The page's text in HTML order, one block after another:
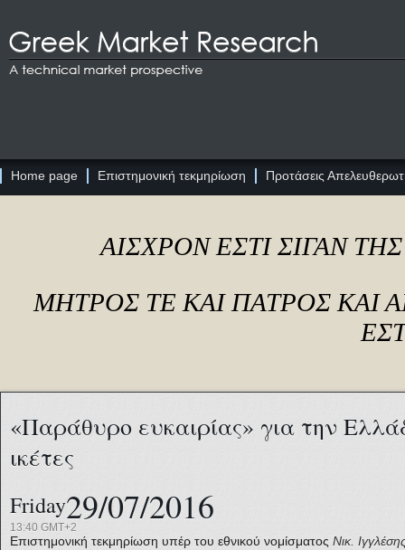
Home page Επιστημονική τεκμηρίωση Προτάσεις
ΑΙΣΧΡΟΝ ΕΣΤΙ ΣΙΓΑΝ
ΜΗΤΡΟΣ ΤΕ ΚΑΙ ΠΑΤΡΟΣ ΚΑΙ
«Παράθυρο ευκαιρίας» για την
ικέτες
Friday29/07/2016
13:40 GMT+2
Επιστημονική τεκμηρίωση υπέρ του εθνικού νομίσματος Νικ.